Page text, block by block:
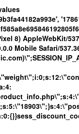
8) AppleWebKit/
Mobile Safari/